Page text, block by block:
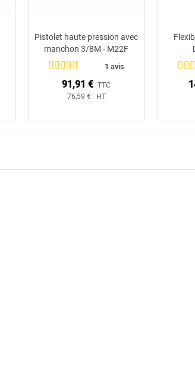
Ajouter au panier
Pistolet haute pression avec
manchon 3/8M - M22F
1 avis
91,91 € TTC
76,59 € HT